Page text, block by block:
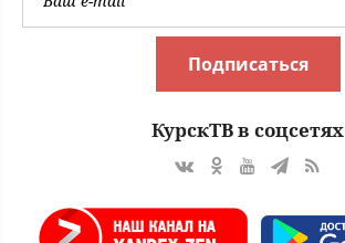
Подписаться
КурскТВ в соцсетях